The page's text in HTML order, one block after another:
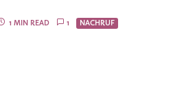
NACHRUF
1
1 MIN READ